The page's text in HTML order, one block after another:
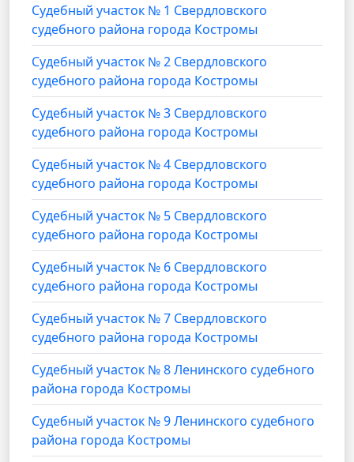
Судебный участок № 1 Свердловского
судебного района города Костромы
Судебный участок № 2 Свердловского
судебного района города Костромы
Судебный участок № 3 Свердловского
судебного района города Костромы
Судебный участок № 4 Свердловского
судебного района города Костромы
Судебный участок № 5 Свердловского
судебного района города Костромы
Судебный участок № 6 Свердловского
судебного района города Костромы
Судебный участок № 7 Свердловского
судебного района города Костромы
Судебный участок № 8 Ленинского судебного
района города Костромы
Судебный участок № 9 Ленинского судебного
района города Костромы